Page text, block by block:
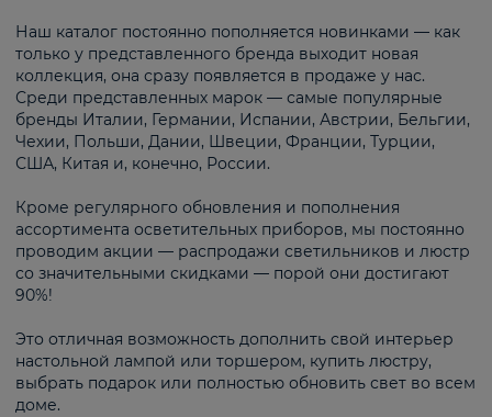
Наш каталог постоянно пополняется новинками — как
только у представленного бренда выходит новая
коллекция, она сразу появляется в продаже у нас.
Среди представленных марок — самые популярные
бренды Италии, Германии, Испании, Австрии, Бельгии,
Чехии, Польши, Дании, Швеции, Франции, Турции,
США, Китая и, конечно, России.
Кроме регулярного обновления и пополнения
ассортимента осветительных приборов, мы постоянно
проводим акции — распродажи светильников и люстр
со значительными скидками — порой они достигают
90%!
Это отличная возможность дополнить свой интерьер
настольной лампой или торшером, купить люстру,
выбрать подарок или полностью обновить свет во всем
доме.